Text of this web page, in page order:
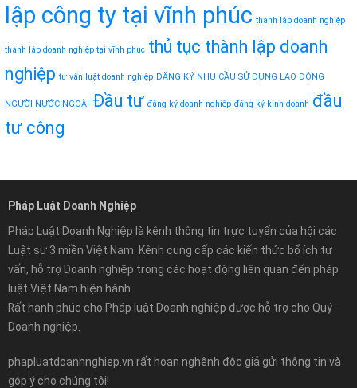
lập công ty tại vĩnh phúc thành lập doanh nghiệp
thành lập doanh nghiệp tại vĩnh phúc thủ tục thành lập doanh
nghiệp tư vấn luật doanh nghiệp ĐĂNG KÝ NHU CẦU SỬ DỤNG LAO ĐỘNG
NGƯỜI NƯỚC NGOÀI Đầu tư đăng ký doanh nghiệp đăng ký kinh doanh đầu
tư công
Pháp Luật Doanh Nghiệp
Pháp Luật Doanh Nghiệp là kênh thông tin trực tuyến của hội các
Luật sư 3 miền Việt Nam. Kênh cung cấp các kiến thức bổ ích tư
vấn, hỗ trợ Doanh nghiệp trong các hoạt động liên quan đến pháp
luật Việt Nam hiện hành.
Rất hạnh phúc cho Pháp luật Doanh nghiệp được hỗ trợ cho Quý
Doanh nghiệp.
phapluatdoanhnghiep.vn rất hoan nghênh độc giả gửi thông tin và
góp ý cho chúng tôi!